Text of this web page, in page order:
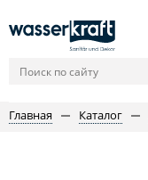
Главная Каталог